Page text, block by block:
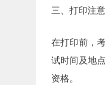
三、打印注
在打印前，
试时间及地
资格。